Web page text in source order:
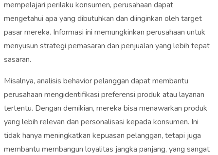
mempelajari perilaku konsumen, perusahaan dapat
mengetahui apa yang dibutuhkan dan diinginkan oleh target
pasar mereka. Informasi ini memungkinkan perusahaan untuk
menyusun strategi pemasaran dan penjualan yang lebih tepat
sasaran.
Misalnya, analisis behavior pelanggan dapat membantu
perusahaan mengidentifikasi preferensi produk atau layanan
tertentu. Dengan demikian, mereka bisa menawarkan produk
yang lebih relevan dan personalisasi kepada konsumen. Ini
tidak hanya meningkatkan kepuasan pelanggan, tetapi juga
membantu membangun loyalitas jangka panjang, yang sangat